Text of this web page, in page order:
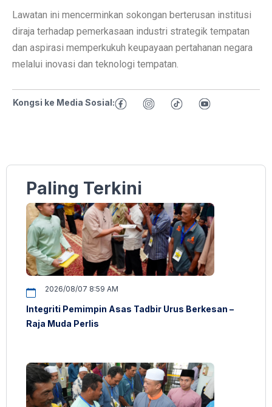
Lawatan ini mencerminkan sokongan berterusan institusi
diraja terhadap pemerkasaan industri strategik tempatan
dan aspirasi memperkukuh keupayaan pertahanan negara
melalui inovasi dan teknologi tempatan.
Kongsi ke Media Sosial:
Paling Terkini
2026/08/07 8:59 AM
Integriti Pemimpin Asas Tadbir Urus Berkesan –
Raja Muda Perlis